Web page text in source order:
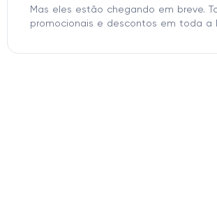
Mas eles estão chegando em breve.
promocionais e descontos em toda a